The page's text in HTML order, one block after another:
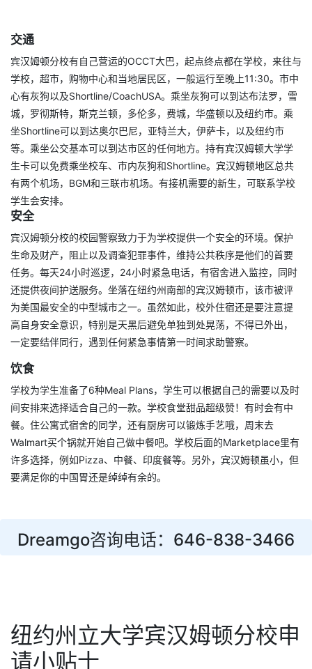
交通
宾汉姆顿分校有自己营运的OCCT大巴，起点终点都在学校，来往与
学校，超市，购物中心和当地居民区，一般运行至晚上11:30。市中
心有灰狗以及Shortline/CoachUSA。乘坐灰狗可以到达布法罗，雪
城，罗彻斯特，斯克兰顿，多伦多，费城，华盛顿以及纽约市。乘
坐Shortline可以到达奥尔巴尼，亚特兰大，伊萨卡，以及纽约市
等。乘坐公交基本可以到达市区的任何地方。持有宾汉姆顿大学学
生卡可以免费乘坐校车、市内灰狗和Shortline。宾汉姆顿地区总共
有两个机场，BGM和三联市机场。有接机需要的新生，可联系学校
学生会安排。
安全
宾汉姆顿分校的校园警察致力于为学校提供一个安全的环境。保护
生命及财产，阻止以及调查犯罪事件，维持公共秩序是他们的首要
任务。每天24小时巡逻，24小时紧急电话，有宿舍进入监控，同时
还提供夜间护送服务。坐落在纽约州南部的宾汉姆顿市，该市被评
为美国最安全的中型城市之一。虽然如此，校外住宿还是要注意提
高自身安全意识，特别是天黑后避免单独到处晃荡，不得已外出，
一定要结伴同行，遇到任何紧急事情第一时间求助警察。
饮食
学校为学生准备了6种Meal Plans，学生可以根据自己的需要以及时
间安排来选择适合自己的一款。学校食堂甜品超级赞！有时会有中
餐。住公寓式宿舍的同学，还有厨房可以锻炼手艺哦，周末去
Walmart买个锅就开始自己做中餐吧。学校后面的Marketplace里有
许多选择，例如Pizza、中餐、印度餐等。另外，宾汉姆顿虽小，但
要满足你的中国胃还是绰绰有余的。
Dreamgo咨询电话：646-838-3466
纽约州立大学宾汉姆顿分校申
请小贴士